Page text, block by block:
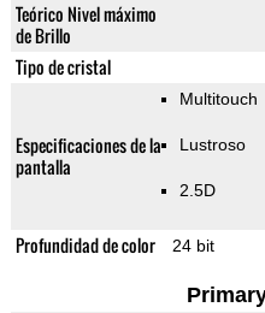
Teórico Nivel máximo
de Brillo
Tipo de cristal
Especificaciones de la
pantalla
Multitouch
Lustroso
2.5D
Profundidad de color 24 bit